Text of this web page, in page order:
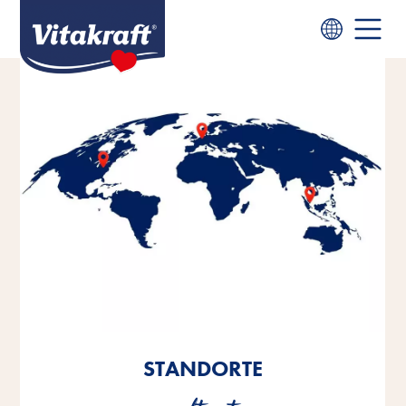
STANDORTE
STANDORTE
STANDORTE